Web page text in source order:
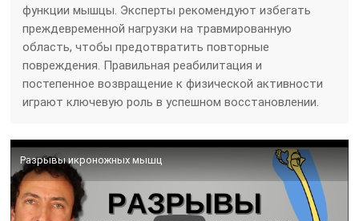
функции мышцы. Эксперты рекомендуют избегать
преждевременной нагрузки на травмированную
область, чтобы предотвратить повторные
повреждения. Правильная реабилитация и
постепенное возвращение к физической активности
играют ключевую роль в успешном восстановлении.
Разрывы икроножных мышц